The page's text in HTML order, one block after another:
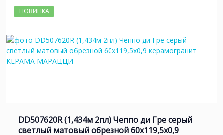
НОВИНКА
DD507620R (1,434м 2пл) Чеппо ди Гре серый
светлый матовый обрезной 60x119,5x0,9